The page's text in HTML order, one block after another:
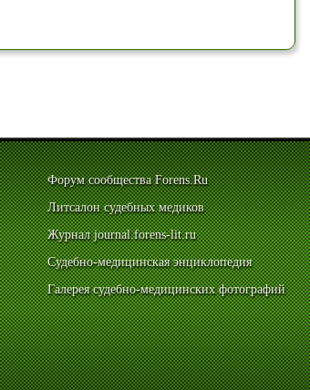
Форум сообщества Forens.Ru
Литсалон судебных медиков
Журнал journal.forens-lit.ru
Судебно-медицинская энциклопедия
Галерея судебно-медицинских фотографий